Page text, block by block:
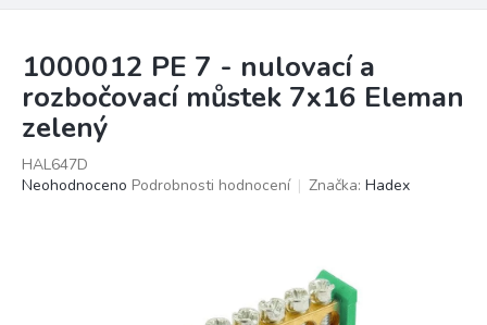
1000012 PE 7 - nulovací a
rozbočovací můstek 7x16 Eleman
zelený
HAL647D
Průměrné
Neohodnoceno Podrobnosti hodnocení Značka: Hadex